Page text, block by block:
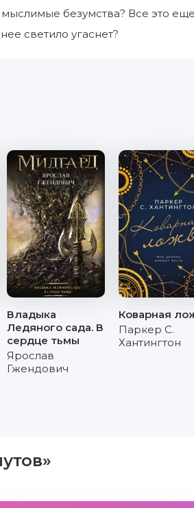
безумства? Все это
светило угаснет?
Владыка
Ледяного сада. В
сердце тьмы
Ярослав
Гжендович
Коварная
Паркер С.
Хантингтон